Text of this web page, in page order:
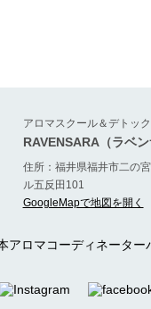
アロマスクール＆デトッ
RAVENSARA（ラベン
住所：福井県福井市二の
ル五反田101
GoogleMapで地図を開く